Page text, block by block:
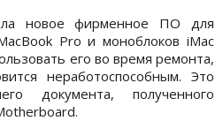
новое фирменное ПО для
Pro и моноблоков iMac
его во время ремонта,
неработоспособным. Это
документа, полученного